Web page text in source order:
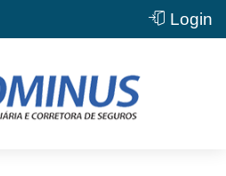
Login